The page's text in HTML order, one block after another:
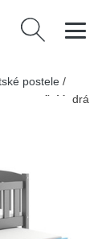
Vyhledávání
postele /
- grafit Modrá